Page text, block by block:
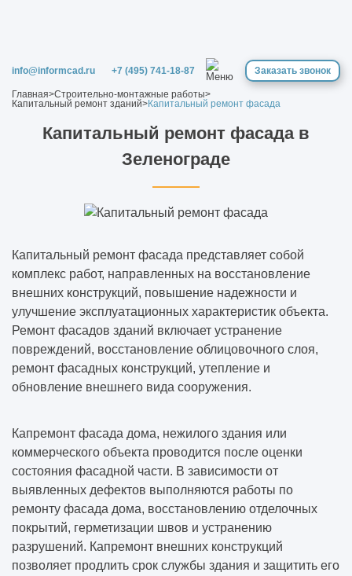
info@informcad.ru +7 (495) 741-18-87 Заказать звонок
Главная>Строительно-монтажные работы>
Капитальный ремонт зданий>Капитальный ремонт фасада
Капитальный ремонт фасада в
Зеленограде
Капитальный ремонт фасада представляет собой
комплекс работ, направленных на восстановление
внешних конструкций, повышение надежности и
улучшение эксплуатационных характеристик объекта.
Ремонт фасадов зданий включает устранение
повреждений, восстановление облицовочного слоя,
ремонт фасадных конструкций, утепление и
обновление внешнего вида сооружения.
Капремонт фасада дома, нежилого здания или
коммерческого объекта проводится после оценки
состояния фасадной части. В зависимости от
выявленных дефектов выполняются работы по
ремонту фасада дома, восстановлению отделочных
покрытий, герметизации швов и устранению
разрушений. Капремонт внешних конструкций
позволяет продлить срок службы здания и защитить его